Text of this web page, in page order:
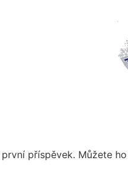
příspěvek. Můžete